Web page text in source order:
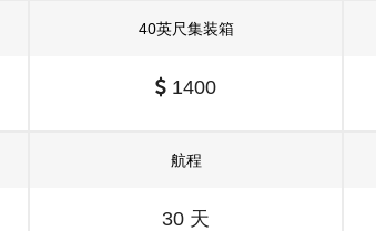
40英尺集装箱
1400
航程
30 天